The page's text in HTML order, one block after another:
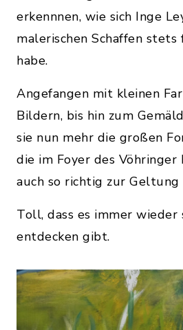
erkennnen, wie sich Inge
malerischen Schaffen
habe.
Angefangen mit kleinen
Bildern, bis hin zum
sie nun mehr die großen
die im Foyer des
auch so richtig zur Geltung
Toll, dass es immer wieder
entdecken gibt.